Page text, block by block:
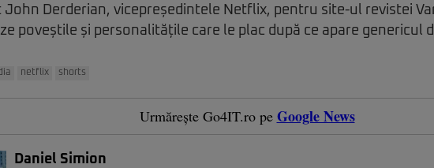
John Derderian, vicepreședintele Netflix, pentru site-ul revistei
poveștile și personalitățile care le plac după ce apare genericul
netflix shorts
Urmărește Go4IT.ro pe Google News
Daniel Simion